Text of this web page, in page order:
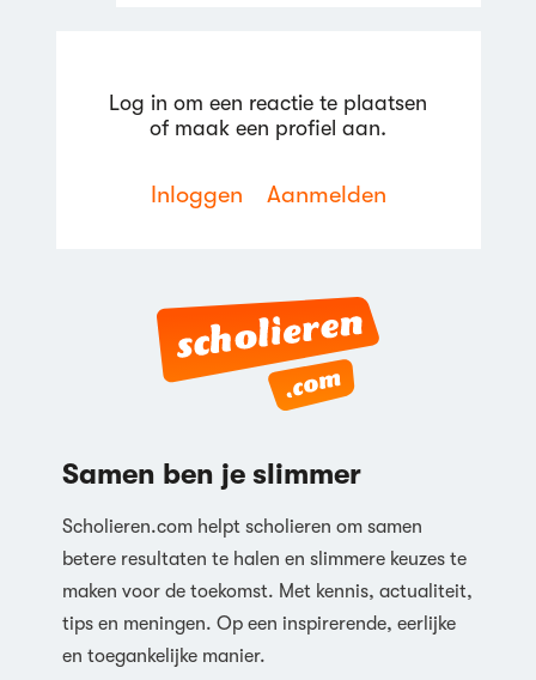
Reageren
Log in om een reactie te plaatsen
of maak een profiel aan.
Inloggen Aanmelden
Samen ben je slimmer
Scholieren.com helpt scholieren om samen
betere resultaten te halen en slimmere keuzes te
maken voor de toekomst. Met kennis, actualiteit,
tips en meningen. Op een inspirerende, eerlijke
en toegankelijke manier.